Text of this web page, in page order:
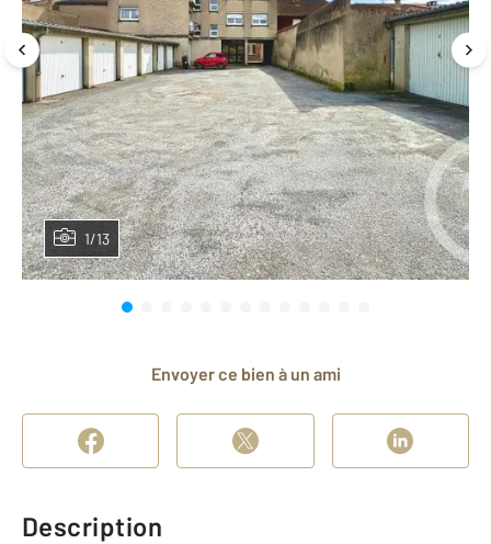
1/13
Envoyer ce bien à un ami
Description